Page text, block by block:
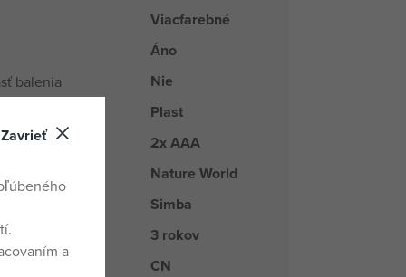
Viacfarebné
Áno
balenia Nie
Plast
2x AAA
Nature World
tovaru Simba
3 rokov
CN
Zavrieť
a